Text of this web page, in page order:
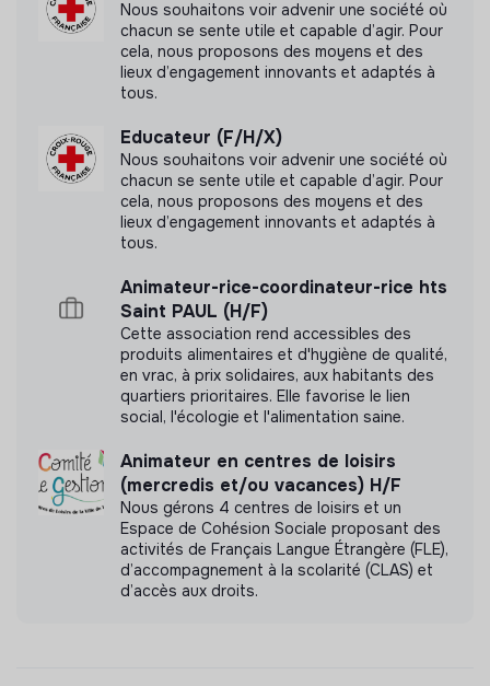
Nous souhaitons voir advenir une société où
chacun se sente utile et capable d’agir. Pour
cela, nous proposons des moyens et des
lieux d’engagement innovants et adaptés à
tous.
Educateur (F/H/X)
Nous souhaitons voir advenir une société où
chacun se sente utile et capable d’agir. Pour
cela, nous proposons des moyens et des
lieux d’engagement innovants et adaptés à
tous.
Animateur-rice-coordinateur-rice hts
Saint PAUL (H/F)
Cette association rend accessibles des
produits alimentaires et d'hygiène de qualité,
en vrac, à prix solidaires, aux habitants des
quartiers prioritaires. Elle favorise le lien
social, l'écologie et l'alimentation saine.
Animateur en centres de loisirs
(mercredis et/ou vacances) H/F
Nous gérons 4 centres de loisirs et un
Espace de Cohésion Sociale proposant des
activités de Français Langue Étrangère (FLE),
d’accompagnement à la scolarité (CLAS) et
d’accès aux droits.